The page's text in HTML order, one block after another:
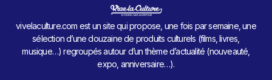
vivelaculture.com est un site qui propose, une fois par semaine, une
sélection d’une douzaine de produits culturels (films, livres,
musique…) regroupés autour d’un thème d’actualité (nouveauté,
expo, anniversaire…).